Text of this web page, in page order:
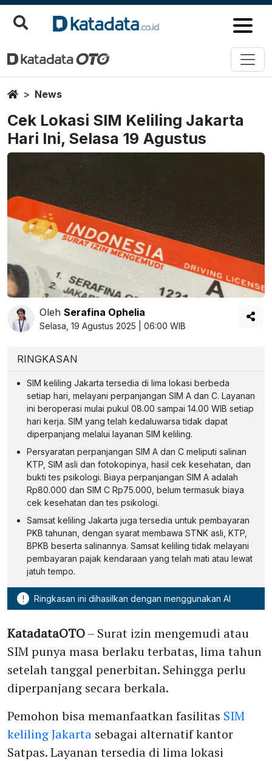
HomeNews
Cek Lokasi SIM Keliling Jakarta
Hari Ini, Selasa 19 Agustus
Oleh Serafina Ophelia
Selasa, 19 Agustus 2025 | 06:00 WIB
RINGKASAN
SIM keliling Jakarta tersedia di lima lokasi berbeda
setiap hari, melayani perpanjangan SIM A dan C. Layanan
ini beroperasi mulai pukul 08.00 sampai 14.00 WIB setiap
hari kerja. SIM yang telah kedaluwarsa tidak dapat
diperpanjang melalui layanan SIM keliling.
Persyaratan perpanjangan SIM A dan C meliputi salinan
KTP, SIM asli dan fotokopinya, hasil cek kesehatan, dan
bukti tes psikologi. Biaya perpanjangan SIM A adalah
Rp80.000 dan SIM C Rp75.000, belum termasuk biaya
cek kesehatan dan tes psikologi.
Samsat keliling Jakarta juga tersedia untuk pembayaran
PKB tahunan, dengan syarat membawa STNK asli, KTP,
BPKB beserta salinannya. Samsat keliling tidak melayani
pembayaran pajak kendaraan yang telah mati atau lewat
jatuh tempo.
! Ringkasan ini dihasilkan dengan menggunakan AI
KatadataOTO– Surat izin mengemudi atau
SIM punya masa berlaku terbatas, lima tahun
setelah tanggal penerbitan. Sehingga perlu
diperpanjang secara berkala.
Pemohon bisa memanfaatkan fasilitas SIM
keliling Jakarta sebagai alternatif kantor
Satpas. Layanan tersedia di lima lokasi